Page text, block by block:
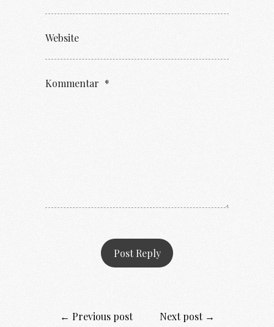
Website
Kommentar *
← Previous post Next post →